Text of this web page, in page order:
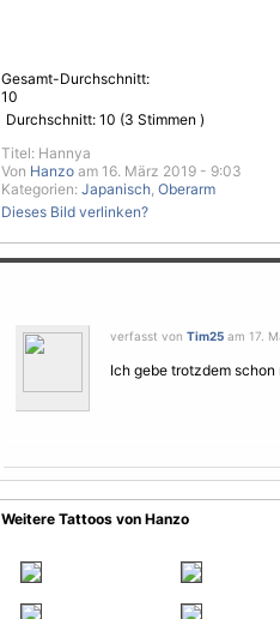
Gesamt-Durchschnitt:
10
Durchschnitt: 10 (3 Stimmen )
Titel: Hannya
Von Hanzo am 16. März 2019 - 9:03
Kategorien: Japanisch, Oberarm
Dieses Bild verlinken?
verfasst von Tim25 am 17.
Ich gebe trotzdem schon
Weitere Tattoos von Hanzo